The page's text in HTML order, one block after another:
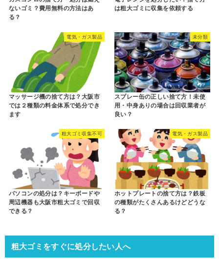
ないゴミ？費用無料の方法はあ
る？
は粗大ゴミに収集を依頼する
電気・ガス製品
マッサージ機の捨て方は？大阪市
では２種類の料金体系で処分でき
ます
未分類
スプレー缶の正しい捨て方！未使
用・中身ありの場合は回収業者が
良い？
粗大ゴミ収集不可
パソコンの処分は？キーボードや
周辺機器も大阪市粗大ゴミで回収
できる？
電気・ガス製品
ホットプレートの捨て方は？鉄板
の種類がたくさんあるけどどうな
る？
粗大ゴミをすぐに処分したい人へ